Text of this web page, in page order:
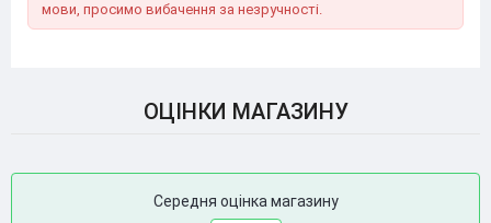
мови, просимо вибачення за незручності.
ОЦІНКИ МАГАЗИНУ
Середня оцінка магазину